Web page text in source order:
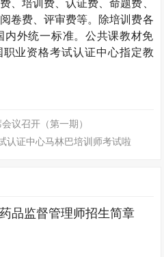
、培训费、认证费、命题费、
卷费、评审费等。除培训费各
内外统一标准。公共课教材免
职业资格考试认证中心指定教
议召开（第一期）
认证中心马林巴培训师考试啦
品监督管理师招生简章